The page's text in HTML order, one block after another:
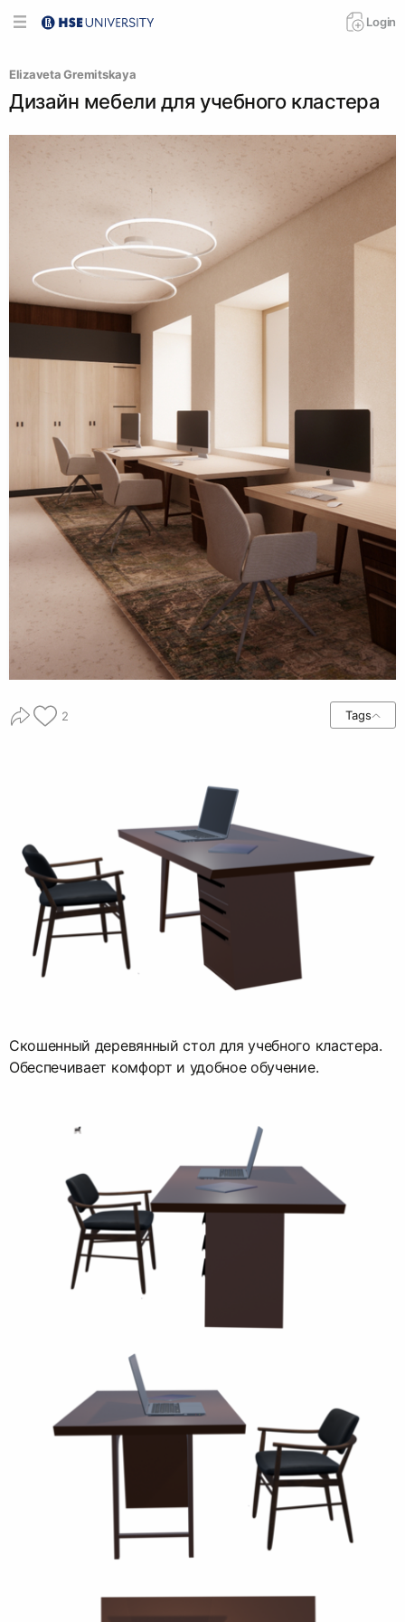
Login
Elizaveta Gremitskaya
Дизайн мебели для учебного кластера
2 Tags
Скошенный деревянный стол для учебного кластера.
Обеспечивает комфорт и удобное обучение.